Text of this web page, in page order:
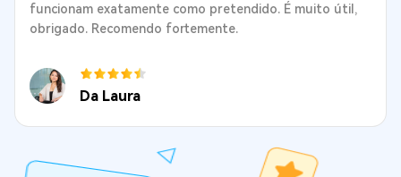
funcionam exatamente como pretendido. É muito útil,
obrigado. Recomendo fortemente.
Da Laura